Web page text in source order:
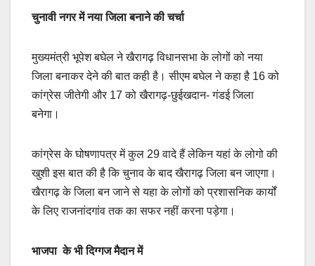
चुनावी नगर में नया जिला बनाने की चर्चा
मुख्यमंत्री भूपेश बघेल ने खैरागढ़ विधानसभा के लोगों को नया
जिला बनाकर देने की बात कही है। सीएम बघेल ने कहा है 16 को
कांग्रेस जीतेगी और 17 को खैरागढ़-छुईखदान- गंडई जिला
बनेगा।
कांग्रेस के घोषणापत्र में कुल 29 वादे हैं लेकिन यहां के लोगो की
खुशी इस बात की है कि चुनाव के बाद खैरागढ़ जिला बन जाएगा।
खैरागढ़ के जिला बन जाने से यहा के लोगों को प्रशासनिक कार्यों
के लिए राजनांदगांव तक का सफर नहीं करना पड़ेगा।
भाजपा के भी दिग्गज मैदान में